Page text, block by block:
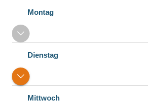
Montag
Dienstag
Mittwoch